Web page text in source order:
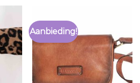
Aanbieding!